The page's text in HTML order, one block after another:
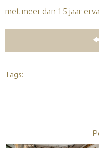
met meer dan 15 jaar
Tags: